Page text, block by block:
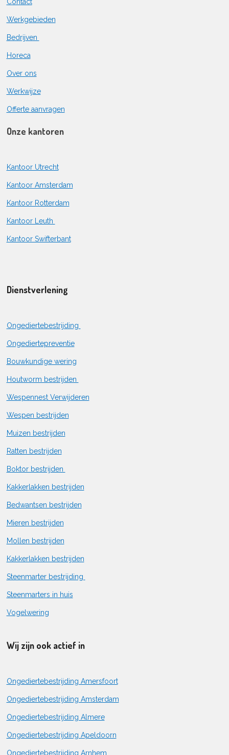
Werkgebieden
Bedrijven
Horeca
Over ons
Werkwijze
Offerte aanvragen
Onze kantoren
Kantoor Utrecht
Kantoor Amsterdam
Kantoor Rotterdam
Kantoor Leuth
Kantoor Swifterbant
Dienstverlening
Ongediertebestrijding
Ongediertepreventie
Bouwkundige wering
Houtworm bestrijden
Wespennest Verwijderen
Wespen bestrijden
Muizen bestrijden
Ratten bestrijden
Boktor bestrijden
Kakkerlakken bestrijden
Bedwantsen bestrijden
Mieren bestrijden
Mollen bestrijden
Kakkerlakken bestrijden
Steenmarter bestrijding
Steenmarters in huis
Vogelwering
Wij zijn ook actief in
Ongediertebestrijding Amersfoort
Ongediertebestrijding Amsterdam
Ongediertebestrijding Almere
Ongediertebestrijding Apeldoorn
Ongediertebestrijding Arnhem